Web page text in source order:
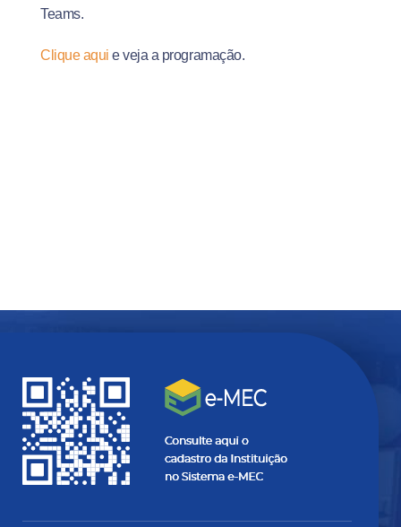
Teams.
Clique aqui e veja a programação.